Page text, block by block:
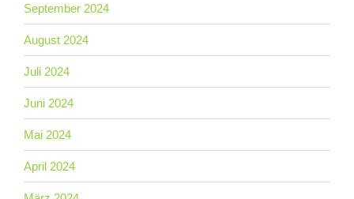
September 2024
August 2024
Juli 2024
Juni 2024
Mai 2024
April 2024